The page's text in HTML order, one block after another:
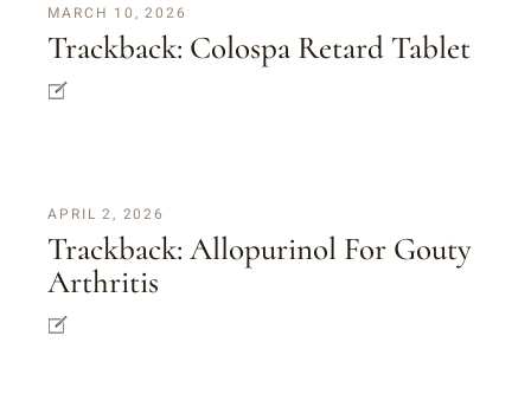
MARCH 10, 2026
Trackback: Colospa Retard Tablet
APRIL 2, 2026
Trackback:Allopurinol For Gouty
Arthritis